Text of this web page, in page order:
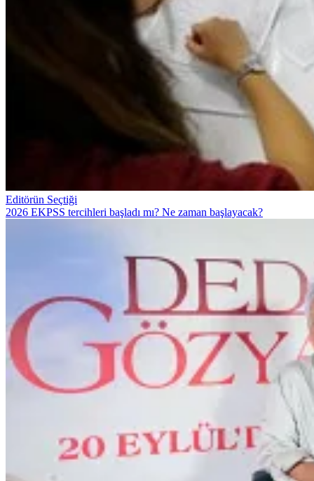
Editörün Seçtiği
2026 EKPSS tercihleri başladı mı? Ne zaman başlayacak?